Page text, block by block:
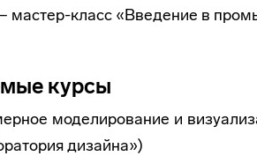
мастер-класс «Введение в
курсы
моделирование и
дизайна»)